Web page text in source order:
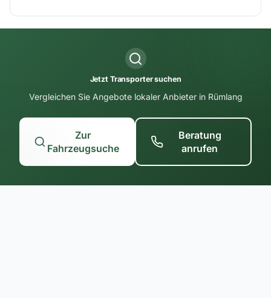
Jetzt Transporter suchen
Vergleichen Sie Angebote lokaler Anbieter in Rümlang
Zur
Fahrzeugsuche
Beratung
anrufen